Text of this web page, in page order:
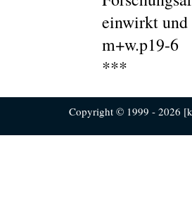
einwirkt und
m+w.p19-6
***
Copyright © 1999 - 2026